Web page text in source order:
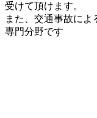
受けて頂けます。
また、交通事故に
専門分野です